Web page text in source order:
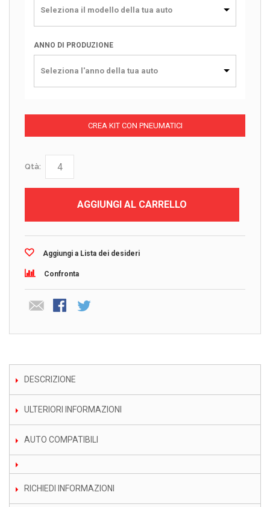
Seleziona il modello della tua auto
ANNO DI PRODUZIONE
Seleziona l'anno della tua auto
CREA KIT CON PNEUMATICI
Qtà:
AGGIUNGI AL CARRELLO
Aggiungi a Lista dei desideri
Confronta
DESCRIZIONE
ULTERIORI INFORMAZIONI
AUTO COMPATIBILI
RICHIEDI INFORMAZIONI